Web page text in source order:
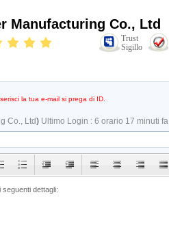
Manufacturing Co., Ltd
Trust
Sigillo
la tua e-mail si prega di ID.
Co., Ltd) Ultimo Login : 6 orario 17 minuti fa